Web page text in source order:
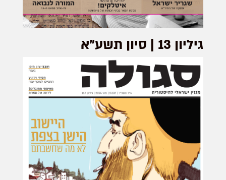
גיליון 13 | סיון תשע"א